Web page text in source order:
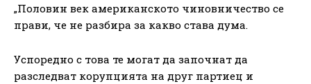
„Половин век американското чиновничество се
прави, че не разбира за какво става дума.
Успоредно с това те могат да започнат да
разследват корупцията на друг партиец и